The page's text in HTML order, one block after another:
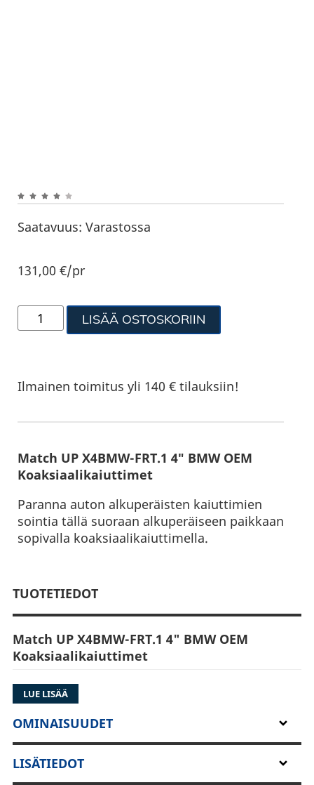
Saatavuus: Varastossa
131,00€/pr
LISÄÄ OSTOSKORIIN
Ilmainen toimitus yli 140 € tilauksiin!
Match UP X4BMW-FRT.1 4″ BMW OEM
Koaksiaalikaiuttimet
Paranna auton alkuperäisten kaiuttimien
sointia tällä suoraan alkuperäiseen paikkaan
sopivalla koaksiaalikaiuttimella.
TUOTETIEDOT
Match UP X4BMW-FRT.1 4" BMW OEM
Koaksiaalikaiuttimet
Laadukkaat autot ansaitsevat laadukkaan äänen
- usein BMW-ajoneuvojen
perusäänentoistojärjestelmä ei täytä vaativien
musiikin ystävien odotuksia. Kaikille näille
LUE LISÄÄ
OMINAISUUDET
LISÄTIEDOT